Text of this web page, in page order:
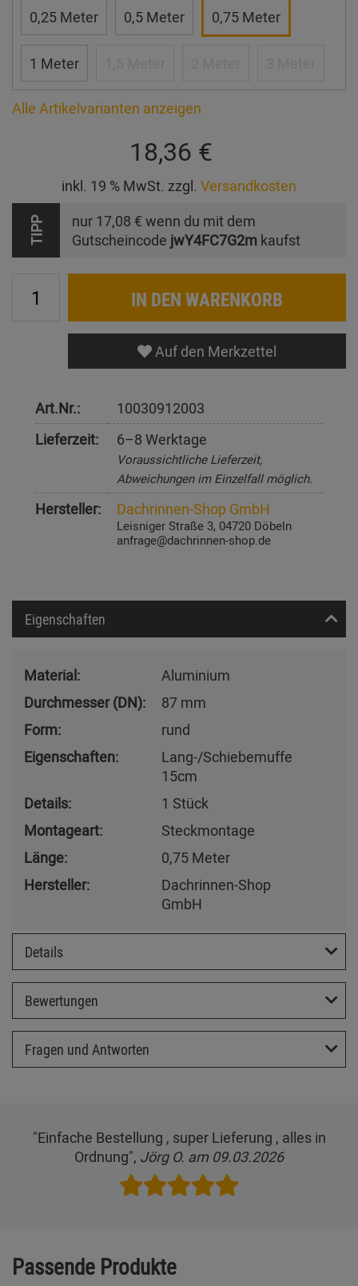
0,25 Meter 0,5 Meter 0,75 Meter
1 Meter
Alle Artikelvarianten anzeigen
18,36 €
inkl. 19 % MwSt. zzgl. Versandkosten
TIPP nur 17,08 € wenn du mit dem
Gutscheincode jwY4FC7G2m kaufst
IN DEN WARENKORB
Auf den Merkzettel
Art.Nr.:
10030912003
Lieferzeit:
6–8 Werktage
Voraussichtliche Lieferzeit,
Abweichungen im Einzelfall möglich.
Hersteller: Dachrinnen-Shop GmbH
Leisniger Straße 3, 04720 Döbeln
anfrage@dachrinnen-shop.de
Eigenschaften
Material:
Aluminium
Durchmesser (DN):
87 mm
Form:
rund
Eigenschaften:
Lang-/Schiebemuffe
15cm
Details:
1 Stück
Montageart:
Steckmontage
Länge:
0,75 Meter
Hersteller:
Dachrinnen-Shop
GmbH
Details
Bewertungen
Fragen und Antworten
"Einfache Bestellung , super Lieferung , alles in
Ordnung", Jörg O. am 09.03.2026
Passende Produkte